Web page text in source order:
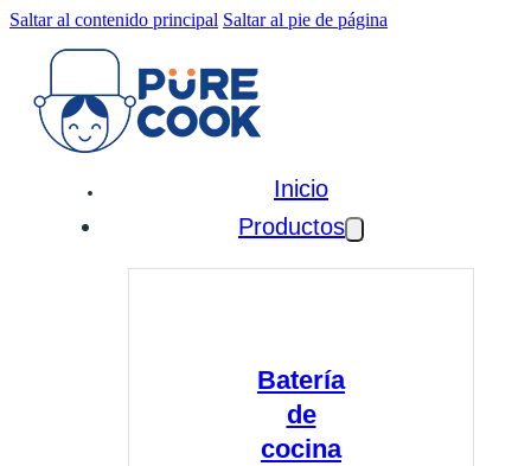
Saltar al contenido principal Saltar al pie de página
Inicio
Productos
Batería
de
cocina